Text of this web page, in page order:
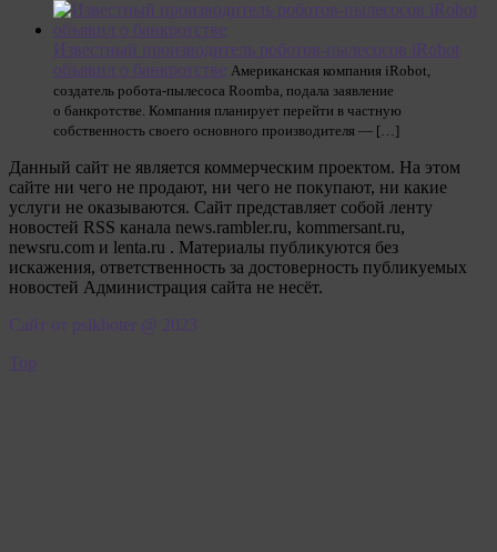
Известный производитель роботов-пылесосов iRobot
объявил о банкротстве Американская компания iRobot,
создатель робота-пылесоса Roomba, подала заявление
о банкротстве. Компания планирует перейти в частную
собственность своего основного производителя — […]
Данный сайт не является коммерческим проектом. На этом
сайте ни чего не продают, ни чего не покупают, ни какие
услуги не оказываются. Сайт представляет собой ленту
новостей RSS канала news.rambler.ru, kommersant.ru,
newsru.com и lenta.ru . Материалы публикуются без
искажения, ответственность за достоверность публикуемых
новостей Администрация сайта не несёт.
Сайт от psikhoter @ 2023
Top